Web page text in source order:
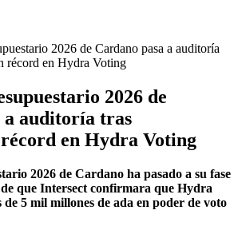
2026 de Cardano pasa a auditoría
récord en Hydra Voting
2026 de
a auditoría tras
en Hydra Voting
2026 de Cardano ha pasado a su fase
que Intersect confirmara que Hydra
5 mil millones de ada en poder de voto